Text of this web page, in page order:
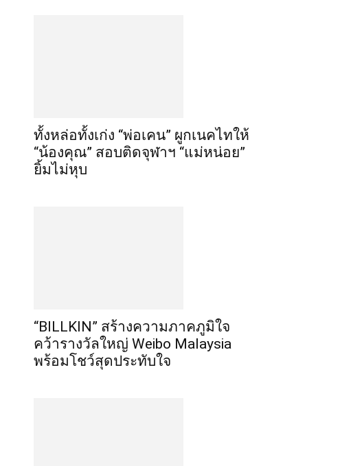
ทั้งหล่อทั้งเก่ง “พ่อเคน” ผูกเนคไทให้
“น้องคุณ” สอบติดจุฬาฯ “แม่หน่อย”
ยิ้มไม่หุบ
“BILLKIN” สร้างความภาคภูมิใจ
คว้ารางวัลใหญ่ Weibo Malaysia
พร้อมโชว์สุดประทับใจ